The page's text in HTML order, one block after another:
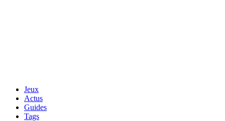
Jeux
Actus
Guides
Tags